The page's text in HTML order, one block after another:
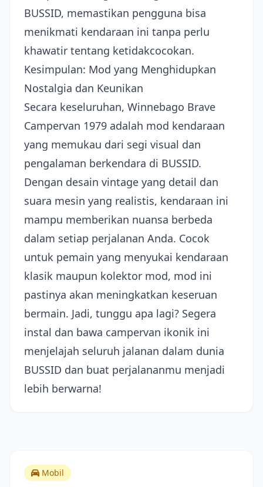
BUSSID, memastikan pengguna bisa
menikmati kendaraan ini tanpa perlu
khawatir tentang ketidakcocokan.
Kesimpulan: Mod yang Menghidupkan
Nostalgia dan Keunikan
Secara keseluruhan, Winnebago Brave
Campervan 1979 adalah mod kendaraan
yang memukau dari segi visual dan
pengalaman berkendara di BUSSID.
Dengan desain vintage yang detail dan
suara mesin yang realistis, kendaraan ini
mampu memberikan nuansa berbeda
dalam setiap perjalanan Anda. Cocok
untuk pemain yang menyukai kendaraan
klasik maupun kolektor mod, mod ini
pastinya akan meningkatkan keseruan
bermain. Jadi, tunggu apa lagi? Segera
instal dan bawa campervan ikonik ini
menjelajah seluruh jalanan dalam dunia
BUSSID dan buat perjalananmu menjadi
lebih berwarna!
Mobil